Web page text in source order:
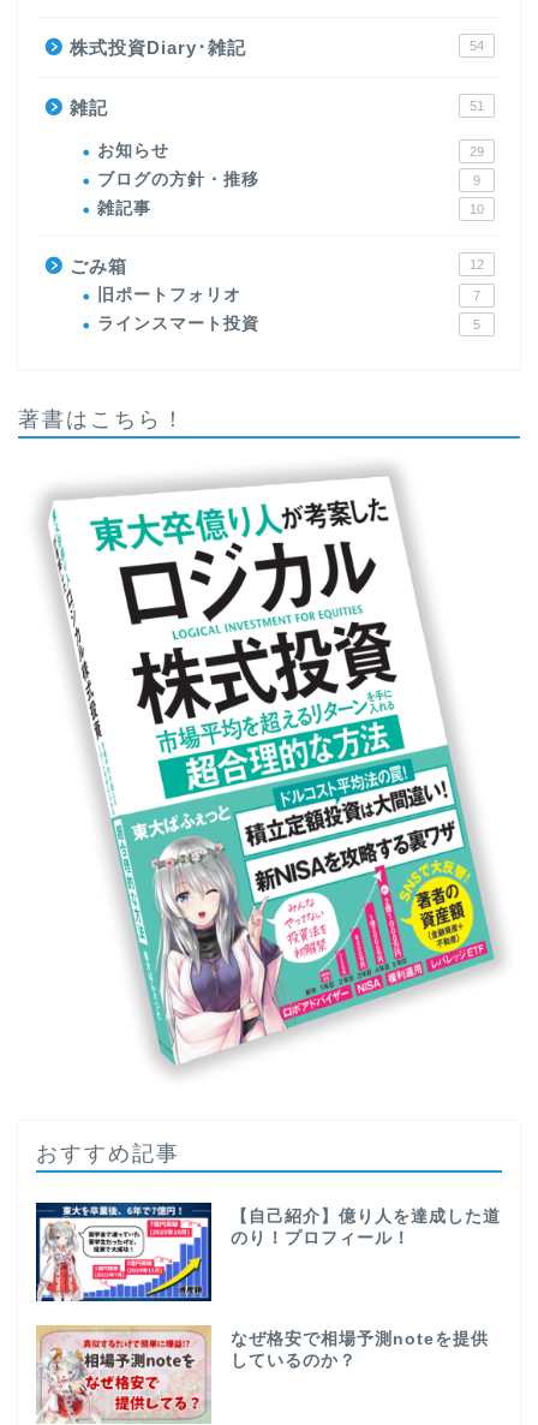
株式投資Diary･雑記 54
雑記 51
お知らせ 29
ブログの方針・推移 9
雑記事 10
ごみ箱 12
旧ポートフォリオ 7
ラインスマート投資 5
著書はこちら！
おすすめ記事
【自己紹介】億り人を達成した道
のり！プロフィール！
なぜ格安で相場予測noteを提供
しているのか？